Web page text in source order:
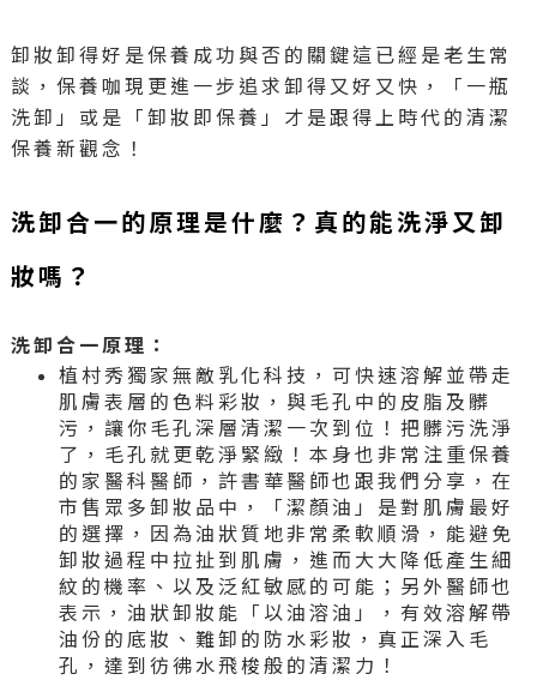
卸妝卸得好是保養成功與否的關鍵這已經是老生常
談，保養咖現更進一步追求卸得又好又快，「一瓶
洗卸」或是「卸妝即保養」才是跟得上時代的清潔
保養新觀念！
洗卸合一的原理是什麼？真的能洗淨又卸
妝嗎？
洗卸合一原理：
植村秀獨家無敵乳化科技，可快速溶解並帶走
肌膚表層的色料彩妝，與毛孔中的皮脂及髒
污，讓你毛孔深層清潔一次到位！把髒污洗淨
了，毛孔就更乾淨緊緻！本身也非常注重保養
的家醫科醫師，許書華醫師也跟我們分享，在
市售眾多卸妝品中，「潔顏油」是對肌膚最好
的選擇，因為油狀質地非常柔軟順滑，能避免
卸妝過程中拉扯到肌膚，進而大大降低產生細
紋的機率、以及泛紅敏感的可能；另外醫師也
表示，油狀卸妝能「以油溶油」，有效溶解帶
油份的底妝、難卸的防水彩妝，真正深入毛
孔，達到彷彿水飛梭般的清潔力！